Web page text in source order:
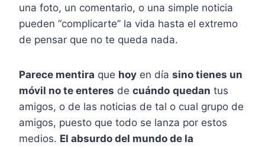
una foto, un comentario, o una simple noticia
pueden “complicarte” la vida hasta el extremo
de pensar que no te queda nada.
Parece mentira que hoy en día sino tienes un
móvil no te enteres de cuándo quedan tus
amigos, o de las noticias de tal o cual grupo de
amigos, puesto que todo se lanza por estos
medios. El absurdo del mundo de la